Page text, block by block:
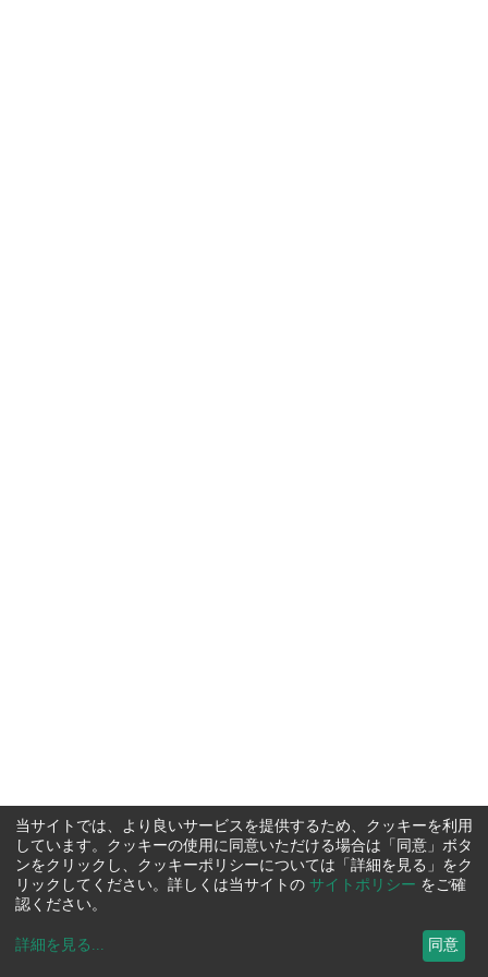
当サイトでは、より良いサービスを提供するため、クッキーを利用
しています。クッキーの使用に同意いただける場合は「同意」ボタ
ンをクリックし、クッキーポリシーについては「詳細を見る」をク
リックしてください。詳しくは当サイトの サイトポリシー をご確
認ください。
詳細を見る ... 同意